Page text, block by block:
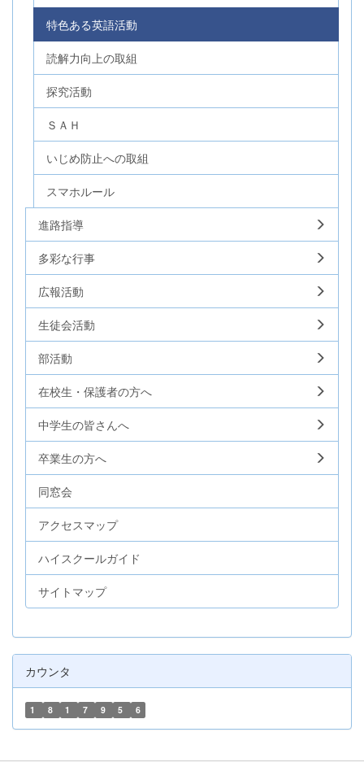
特色ある英語活動
読解力向上の取組
探究活動
ＳＡＨ
いじめ防止への取組
スマホルール
進路指導
多彩な行事
広報活動
生徒会活動
部活動
在校生・保護者の方へ
中学生の皆さんへ
卒業生の方へ
同窓会
アクセスマップ
ハイスクールガイド
サイトマップ
カウンタ
1 8 1 7 9 5 6